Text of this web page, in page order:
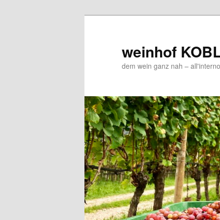
weinhof
dem wein ganz nah –